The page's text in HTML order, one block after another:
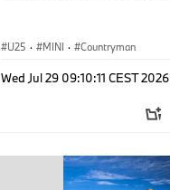
U25 · MINI · Countryman
Wed Jul 29 09:10:11 CEST 2026